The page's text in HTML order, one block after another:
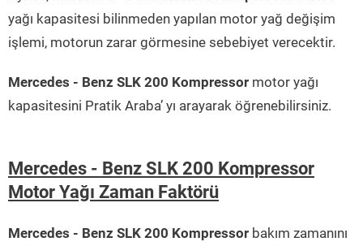
yağı kapasitesi bilinmeden yapılan motor yağ değişim
işlemi, motorun zarar görmesine sebebiyet verecektir.
Mercedes - Benz SLK 200 Kompressor motor yağı
kapasitesini Pratik Araba’ yı arayarak öğrenebilirsiniz.
Mercedes - Benz SLK 200 Kompressor
Motor Yağı Zaman Faktörü
Mercedes - Benz SLK 200 Kompressor bakım zamanını